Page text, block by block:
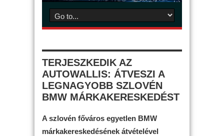
TERJESZKEDIK AZ
AUTOWALLIS: ÁTVESZI A
LEGNAGYOBB SZLOVÉN
BMW MÁRKAKERESKEDÉST
A szlovén főváros egyetlen BMW
márkakereskedésének átvételével